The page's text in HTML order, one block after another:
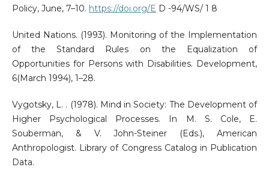
Policy, June, 7–10. https://doi.org/E D -94/WS/ 1 8
United Nations. (1993). Monitoring of the Implementation
of the Standard Rules on the Equalization of
Opportunities for Persons with Disabilities. Development,
6(March 1994), 1–28.
Vygotsky, L. . (1978). Mind in Society: The Development of
Higher Psychological Processes. In M. S. Cole, E.
Souberman, & V. John-Steiner (Eds.), American
Anthropologist. Library of Congress Catalog in Publication
Data.